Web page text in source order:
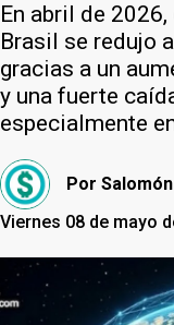
En abril de
Brasil se redujo
gracias a un
y una fuerte
especialmente
Por
Viernes 08 de mayo